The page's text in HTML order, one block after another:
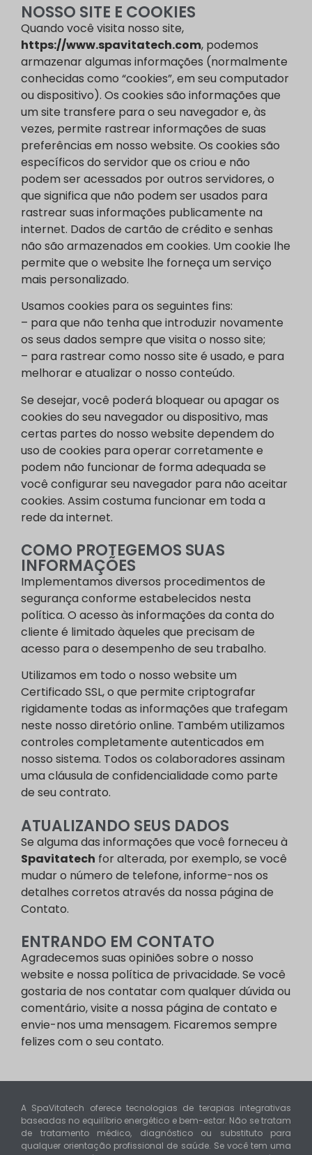
NOSSO SITE E COOKIES
Quando você visita nosso site,
https://www.spavitatech.com, podemos
armazenar algumas informações (normalmente
conhecidas como “cookies”, em seu computador
ou dispositivo). Os cookies são informações que
um site transfere para o seu navegador e, às
vezes, permite rastrear informações de suas
preferências em nosso website. Os cookies são
específicos do servidor que os criou e não
podem ser acessados por outros servidores, o
que significa que não podem ser usados para
rastrear suas informações publicamente na
internet. Dados de cartão de crédito e senhas
não são armazenados em cookies. Um cookie lhe
permite que o website lhe forneça um serviço
mais personalizado.
Usamos cookies para os seguintes fins:
– para que não tenha que introduzir novamente
os seus dados sempre que visita o nosso site;
– para rastrear como nosso site é usado, e para
melhorar e atualizar o nosso conteúdo.
Se desejar, você poderá bloquear ou apagar os
cookies do seu navegador ou dispositivo, mas
certas partes do nosso website dependem do
uso de cookies para operar corretamente e
podem não funcionar de forma adequada se
você configurar seu navegador para não aceitar
cookies. Assim costuma funcionar em toda a
rede da internet.
COMO PROTEGEMOS SUAS
INFORMAÇÕES
Implementamos diversos procedimentos de
segurança conforme estabelecidos nesta
política. O acesso às informações da conta do
cliente é limitado àqueles que precisam de
acesso para o desempenho de seu trabalho.
Utilizamos em todo o nosso website um
Certificado SSL, o que permite criptografar
rigidamente todas as informações que trafegam
neste nosso diretório online. Também utilizamos
controles completamente autenticados em
nosso sistema. Todos os colaboradores assinam
uma cláusula de confidencialidade como parte
de seu contrato.
ATUALIZANDO SEUS DADOS
Se alguma das informações que você forneceu à
Spavitatech for alterada, por exemplo, se você
mudar o número de telefone, informe-nos os
detalhes corretos através da nossa página de
Contato.
ENTRANDO EM CONTATO
Agradecemos suas opiniões sobre o nosso
website e nossa política de privacidade. Se você
gostaria de nos contatar com qualquer dúvida ou
comentário, visite a nossa página de contato e
envie-nos uma mensagem. Ficaremos sempre
felizes com o seu contato.
A SpaVitatech oferece tecnologias de terapias integrativas
baseadas no equilíbrio energético e bem-estar. Não se tratam
de tratamento médico, diagnóstico ou substituto para
qualquer orientação profissional de saúde. Se você tem uma